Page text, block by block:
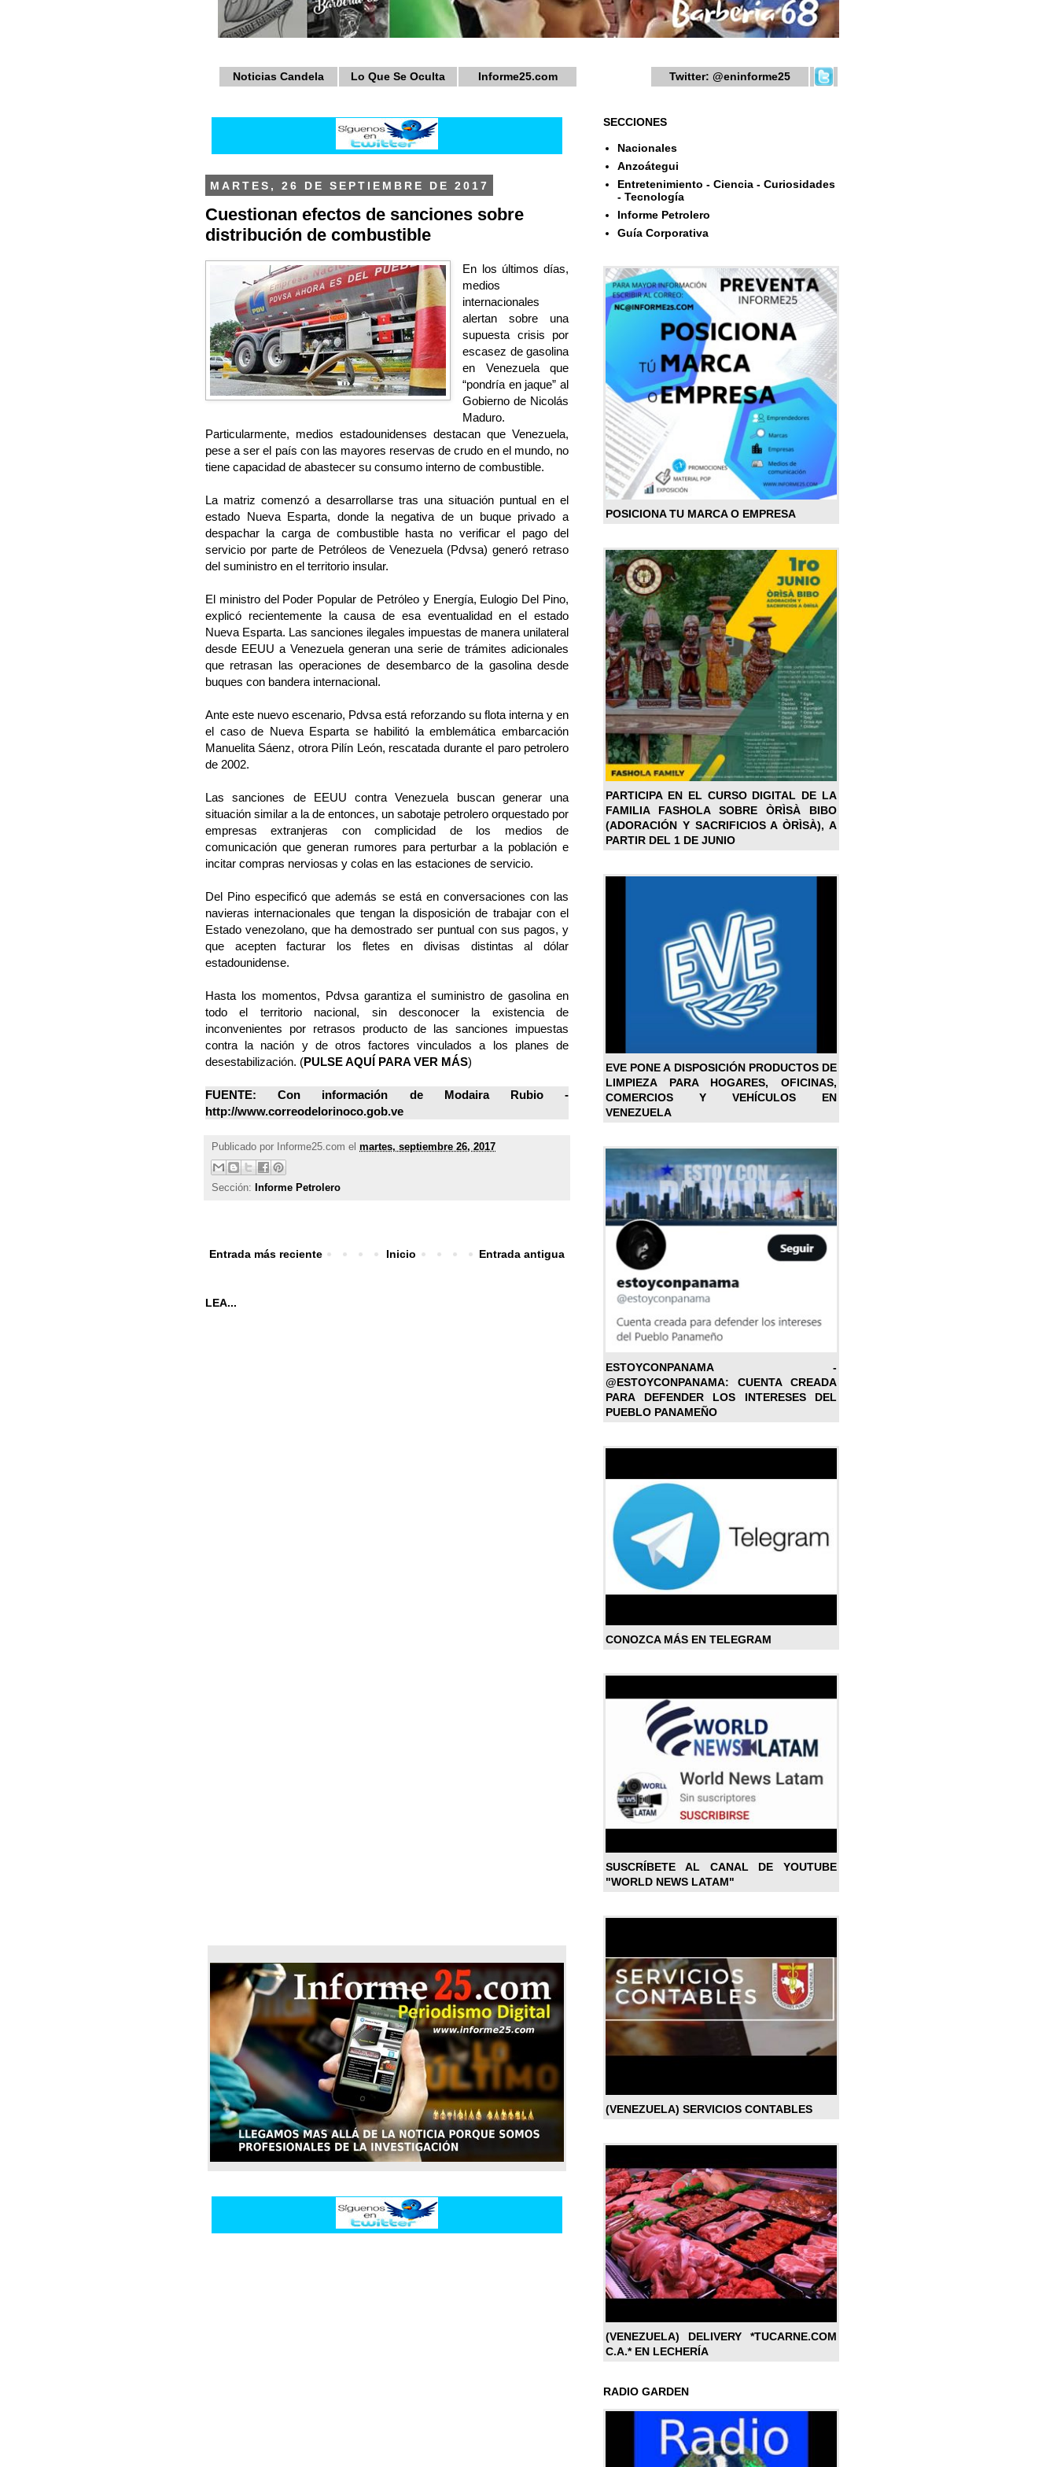
Noticias Candela Lo Que Se Oculta Informe25.com Twitter: @eninforme25
MARTES, 26 DE SEPTIEMBRE DE 2017
Cuestionan efectos de sanciones sobre
distribución de combustible
En los últimos días,
medios
internacionales
alertan sobre una
supuesta crisis por
escasez de gasolina
en Venezuela que
“pondría en jaque” al
Gobierno de Nicolás
Maduro.
Particularmente, medios estadounidenses destacan que Venezuela,
pese a ser el país con las mayores reservas de crudo en el mundo, no
tiene capacidad de abastecer su consumo interno de combustible.
La matriz comenzó a desarrollarse tras una situación puntual en el
estado Nueva Esparta, donde la negativa de un buque privado a
despachar la carga de combustible hasta no verificar el pago del
servicio por parte de Petróleos de Venezuela (Pdvsa) generó retraso
del suministro en el territorio insular.
El ministro del Poder Popular de Petróleo y Energía, Eulogio Del Pino,
explicó recientemente la causa de esa eventualidad en el estado
Nueva Esparta. Las sanciones ilegales impuestas de manera unilateral
desde EEUU a Venezuela generan una serie de trámites adicionales
que retrasan las operaciones de desembarco de la gasolina desde
buques con bandera internacional.
Ante este nuevo escenario, Pdvsa está reforzando su flota interna y en
el caso de Nueva Esparta se habilitó la emblemática embarcación
Manuelita Sáenz, otrora Pilín León, rescatada durante el paro petrolero
de 2002.
Las sanciones de EEUU contra Venezuela buscan generar una
situación similar a la de entonces, un sabotaje petrolero orquestado por
empresas extranjeras con complicidad de los medios de
comunicación que generan rumores para perturbar a la población e
incitar compras nerviosas y colas en las estaciones de servicio.
Del Pino especificó que además se está en conversaciones con las
navieras internacionales que tengan la disposición de trabajar con el
Estado venezolano, que ha demostrado ser puntual con sus pagos, y
que acepten facturar los fletes en divisas distintas al dólar
estadounidense.
Hasta los momentos, Pdvsa garantiza el suministro de gasolina en
todo el territorio nacional, sin desconocer la existencia de
inconvenientes por retrasos producto de las sanciones impuestas
contra la nación y de otros factores vinculados a los planes de
desestabilización. (PULSE AQUÍ PARA VER MÁS)
FUENTE: Con información de Modaira Rubio -
http://www.correodelorinoco.gob.ve
Publicado por Informe25.com el martes, septiembre 26, 2017
Sección: Informe Petrolero
Entrada más reciente Entrada antigua
Inicio
LEA...
SECCIONES
Nacionales
Anzoátegui
Entretenimiento - Ciencia - Curiosidades
- Tecnología
Informe Petrolero
Guía Corporativa
POSICIONA TU MARCA O EMPRESA
PARTICIPA EN EL CURSO DIGITAL DE LA
FAMILIA FASHOLA SOBRE ÒRÌSÀ BIBO
(ADORACIÓN Y SACRIFICIOS A ÒRÌSÀ), A
PARTIR DEL 1 DE JUNIO
EVE PONE A DISPOSICIÓN PRODUCTOS DE
LIMPIEZA PARA HOGARES, OFICINAS,
COMERCIOS Y VEHÍCULOS EN
VENEZUELA
ESTOYCONPANAMA -
@ESTOYCONPANAMA: CUENTA CREADA
PARA DEFENDER LOS INTERESES DEL
PUEBLO PANAMEÑO
CONOZCA MÁS EN TELEGRAM
SUSCRÍBETE AL CANAL DE YOUTUBE
"WORLD NEWS LATAM"
(VENEZUELA) SERVICIOS CONTABLES
(VENEZUELA) DELIVERY *TUCARNE.COM
C.A.* EN LECHERÍA
RADIO GARDEN